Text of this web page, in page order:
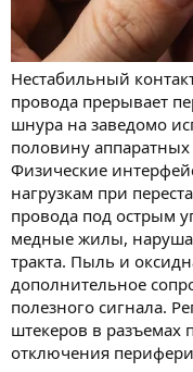
Нестабильный
провода прерывает
шнура на заведомо
половину
Физические
нагрузкам при
провода под острым
медные жилы,
тракта. Пыль и
дополнительное
полезного сигнала.
штекеров в разъемах
отключения